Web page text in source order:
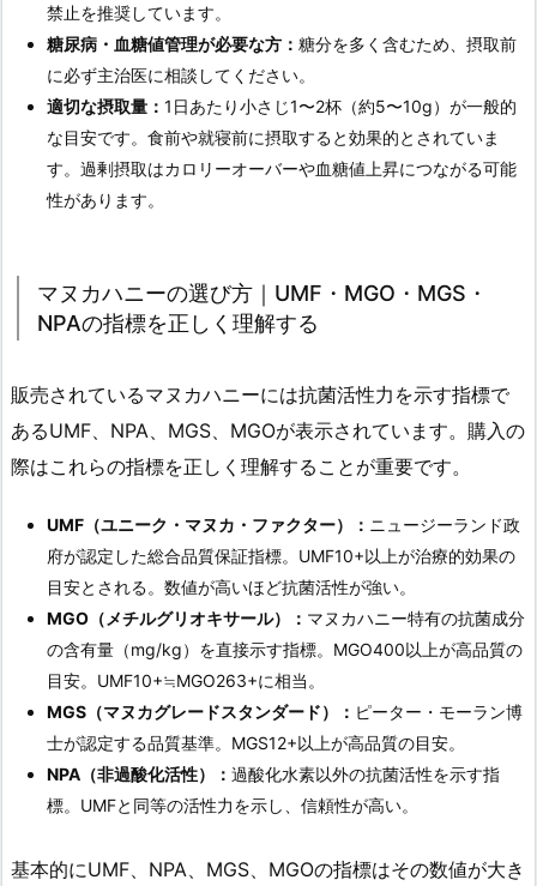
禁止を推奨しています。
糖尿病・血糖値管理が必要な方： 糖分を多く含むため、摂取前
に必ず主治医に相談してください。
適切な摂取量： 1日あたり小さじ1〜2杯（約5〜10g）が一般的
な目安です。食前や就寝前に摂取すると効果的とされていま
す。過剰摂取はカロリーオーバーや血糖値上昇につながる可能
性があります。
マヌカハニーの選び方｜UMF・MGO・MGS・
NPAの指標を正しく理解する
販売されているマヌカハニーには抗菌活性力を示す指標で
あるUMF、NPA、MGS、MGOが表示されています。購入の
際はこれらの指標を正しく理解することが重要です。
UMF（ユニーク・マヌカ・ファクター）： ニュージーランド政
府が認定した総合品質保証指標。UMF10+以上が治療的効果の
目安とされる。数値が高いほど抗菌活性が強い。
MGO（メチルグリオキサール）： マヌカハニー特有の抗菌成分
の含有量（mg/kg）を直接示す指標。MGO400以上が高品質の
目安。UMF10+≒MGO263+に相当。
MGS（マヌカグレードスタンダード）： ピーター・モーラン博
士が認定する品質基準。MGS12+以上が高品質の目安。
NPA（非過酸化活性）： 過酸化水素以外の抗菌活性を示す指
標。UMFと同等の活性力を示し、信頼性が高い。
基本的にUMF、NPA、MGS、MGOの指標はその数値が大き